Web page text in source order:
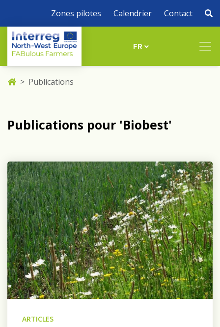
Zones pilotes Calendrier Contact
FR
Publications
Publications pour 'Biobest'
ARTICLES